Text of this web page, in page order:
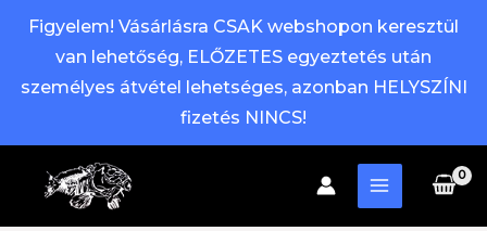
Figyelem! Vásárlásra CSAK webshopon keresztül
van lehetőség, ELŐZETES egyeztetés után
személyes átvétel lehetséges, azonban HELYSZÍNI
fizetés NINCS!